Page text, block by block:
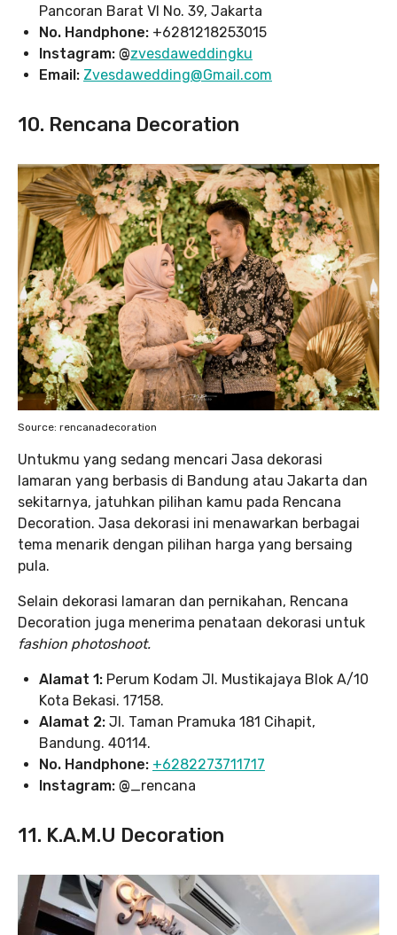
Pancoran Barat VI No. 39, Jakarta
No. Handphone: +6281218253015
Instagram: @zvesdaweddingku
Email: Zvesdawedding@Gmail.com
10. Rencana Decoration
Source: rencanadecoration
Untukmu yang sedang mencari Jasa dekorasi
lamaran yang berbasis di Bandung atau Jakarta dan
sekitarnya, jatuhkan pilihan kamu pada Rencana
Decoration. Jasa dekorasi ini menawarkan berbagai
tema menarik dengan pilihan harga yang bersaing
pula.
Selain dekorasi lamaran dan pernikahan, Rencana
Decoration juga menerima penataan dekorasi untuk
fashion photoshoot.
Alamat 1: Perum Kodam Jl. Mustikajaya Blok A/10
Kota Bekasi. 17158.
Alamat 2: Jl. Taman Pramuka 181 Cihapit,
Bandung. 40114.
No. Handphone: +6282273711717
Instagram: @_rencana
11. K.A.M.U Decoration